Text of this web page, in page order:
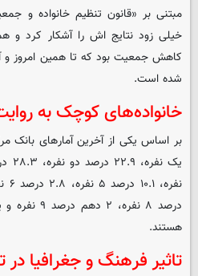
خیلی زود نتایج اش را آشکار کرد
کاهش جمعیت بود که تا همین امروز و
شده است.
خانواده‌های کوچک به
هستند.
تاثیر فرهنگ و جغرافیا در